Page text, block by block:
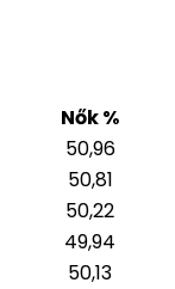
Nők %
50,96
50,81
50,22
49,94
50,13